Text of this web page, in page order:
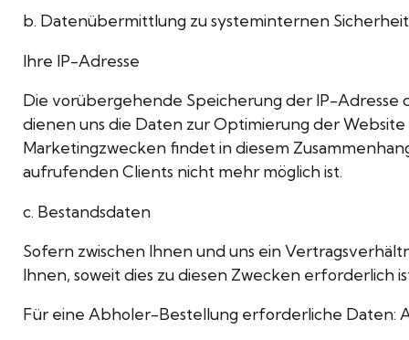
b. Datenübermittlung zu systeminternen
Ihre IP-Adresse
Die vorübergehende Speicherung der IP-Adresse
dienen uns die Daten zur Optimierung der
Marketingzwecken findet in diesem
aufrufenden Clients nicht mehr möglich ist.
c. Bestandsdaten
Sofern zwischen Ihnen und uns ein
Ihnen, soweit dies zu diesen Zwecken
Für eine Abholer-Bestellung erforderliche Daten: